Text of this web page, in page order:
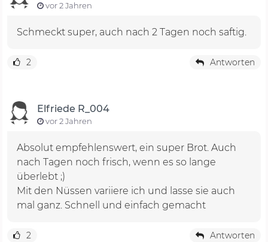
vor 2 Jahren
Schmeckt super, auch nach 2 Tagen noch saftig.
2 Antworten
Elfriede R_004
vor 2 Jahren
Absolut empfehlenswert, ein super Brot. Auch
nach Tagen noch frisch, wenn es so lange
überlebt ;)
Mit den Nüssen variiere ich und lasse sie auch
mal ganz. Schnell und einfach gemacht
2 Antworten